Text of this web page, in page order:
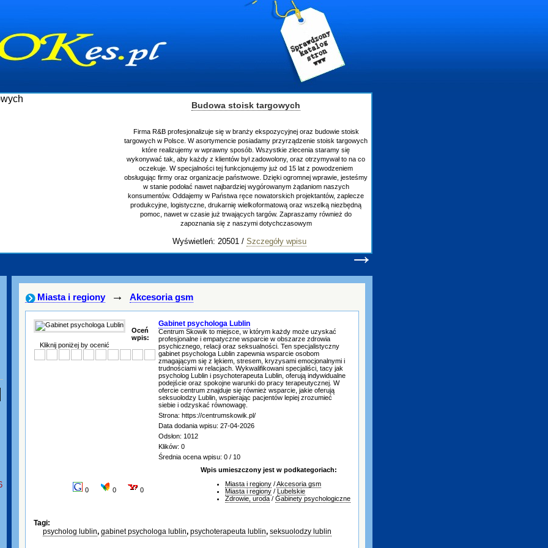
Budowa stoisk targowych
Firma R&B profesjonalizuje się w branży ekspozycyjnej oraz budowie stoisk
targowych w Polsce. W asortymencie posiadamy przyrządzenie stoisk targowych
które realizujemy w wprawny sposób. Wszystkie zlecenia staramy się
wykonywać tak, aby każdy z klientów był zadowolony, oraz otrzymywał to na co
oczekuje. W specjalności tej funkcjonujemy już od 15 lat z powodzeniem
obsługując firmy oraz organizacje państwowe. Dzięki ogromnej wprawie, jesteśmy
w stanie podołać nawet najbardziej wygórowanym żądaniom naszych
konsumentów. Oddajemy w Państwa ręce nowatorskich projektantów, zaplecze
produkcyjne, logistyczne, drukarnię wielkoformatową oraz wszelką niezbędną
pomoc, nawet w czasie już trwających targów. Zapraszamy również do
zapoznania się z naszymi dotychczasowym
Wyświetleń: 20501 / Szczegóły wpisu
→
Miasta i regiony → Akcesoria gsm
Oceń
wpis:
Kliknij poniżej by ocenić
Gabinet psychologa Lublin
Centrum Skowik to miejsce, w którym każdy może uzyskać
profesjonalne i empatyczne wsparcie w obszarze zdrowia
psychicznego, relacji oraz seksualności. Ten specjalistyczny
gabinet psychologa Lublin zapewnia wsparcie osobom
zmagającym się z lękiem, stresem, kryzysami emocjonalnymi i
trudnościami w relacjach. Wykwalifikowani specjaliści, tacy jak
psycholog Lublin i psychoterapeuta Lublin, oferują indywidualne
podejście oraz spokojne warunki do pracy terapeutycznej. W
ofercie centrum znajduje się również wsparcie, jakie oferują
seksuolodzy Lublin, wspierając pacjentów lepiej zrozumieć
siebie i odzyskać równowagę.
Strona: https://centrumskowik.pl/
Data dodania wpisu: 27-04-2026
Odsłon: 1012
Klików: 0
Średnia ocena wpisu: 0 / 10
0 0 0
Wpis umieszczony jest w podkategoriach:
Miasta i regiony /Akcesoria gsm
Miasta i regiony / Lubelskie
Zdrowie, uroda / Gabinety psychologiczne
Tagi:
psycholog lublin, gabinet psychologa lublin, psychoterapeuta lublin, seksuolodzy lublin